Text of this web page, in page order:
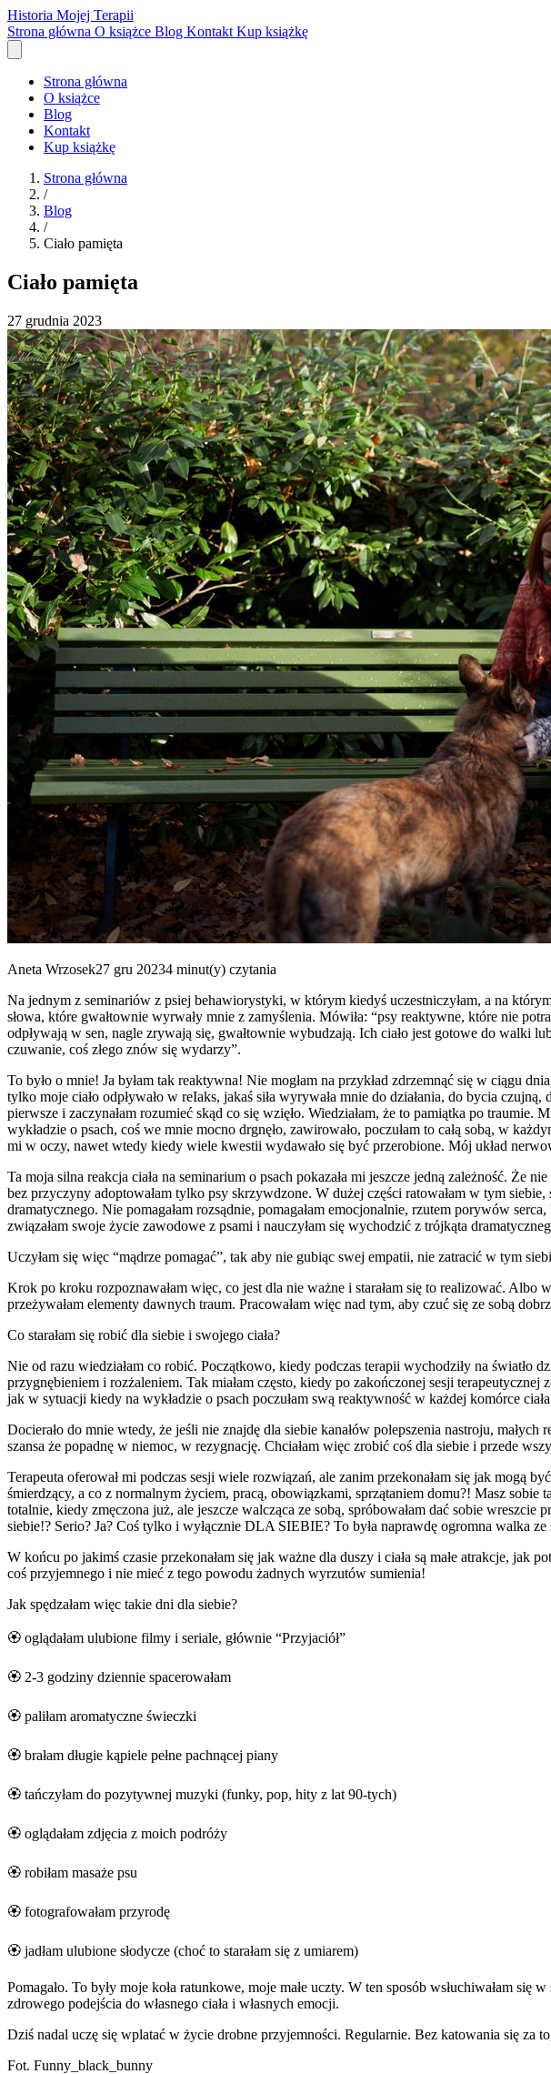
Historia Mojej Terapii
Strona główna O książce Blog Kontakt Kup książkę
Strona główna
O książce
Blog
Kontakt
Kup książkę
Strona główna
/
Blog
/
Ciało pamięta
Ciało pamięta
27 grudnia 2023
Aneta Wrzosek27 gru 20234 minut(y) czytania
Na jednym z seminariów z psiej behawiorystyki, w którym kiedyś uczestniczyłam, a na
słowa, które gwałtownie wyrwały mnie z zamyślenia. Mówiła: “psy reaktywne, które nie
odpływają w sen, nagle zrywają się, gwałtownie wybudzają. Ich ciało jest gotowe do walki
czuwanie, coś złego znów się wydarzy”.
To było o mnie! Ja byłam tak reaktywna! Nie mogłam na przykład zdrzemnąć się w ciągu
tylko moje ciało odpływało w reIaks, jakaś siła wyrywała mnie do działania, do bycia
pierwsze i zaczynałam rozumieć skąd co się wzięło. Wiedziałam, że to pamiątka po traumie.
wykładzie o psach, coś we mnie mocno drgnęło, zawirowało, poczułam to całą sobą, w
mi w oczy, nawet wtedy kiedy wiele kwestii wydawało się być przerobione. Mój układ
Ta moja silna reakcja ciała na seminarium o psach pokazała mi jeszcze jedną zależność.
bez przyczyny adoptowałam tylko psy skrzywdzone. W dużej części ratowałam w tym
dramatycznego. Nie pomagałam rozsądnie, pomagałam emocjonalnie, rzutem porywów
związałam swoje życie zawodowe z psami i nauczyłam się wychodzić z trójkąta
Uczyłam się więc “mądrze pomagać”, tak aby nie gubiąc swej empatii, nie zatracić w tym
Krok po kroku rozpoznawałam więc, co jest dla nie ważne i starałam się to realizować. Albo
przeżywałam elementy dawnych traum. Pracowałam więc nad tym, aby czuć się ze sobą
Co starałam się robić dla siebie i swojego ciała?
Nie od razu wiedziałam co robić. Początkowo, kiedy podczas terapii wychodziły na światło
przygnębieniem i rozżaleniem. Tak miałam często, kiedy po zakończonej sesji
jak w sytuacji kiedy na wykładzie o psach poczułam swą reaktywność w każdej komórce
Docierało do mnie wtedy, że jeśli nie znajdę dla siebie kanałów polepszenia nastroju,
szansa że popadnę w niemoc, w rezygnację. Chciałam więc zrobić coś dla siebie i przede
Terapeuta oferował mi podczas sesji wiele rozwiązań, ale zanim przekonałam się jak mogą
śmierdzący, a co z normalnym życiem, pracą, obowiązkami, sprzątaniem domu?! Masz sobie
totalnie, kiedy zmęczona już, ale jeszcze walcząca ze sobą, spróbowałam dać sobie
siebie!? Serio? Ja? Coś tylko i wyłącznie DLA SIEBIE? To była naprawdę ogromna walka ze
W końcu po jakimś czasie przekonałam się jak ważne dla duszy i ciała są małe atrakcje,
coś przyjemnego i nie mieć z tego powodu żadnych wyrzutów sumienia!
Jak spędzałam więc takie dni dla siebie?
🏵️ oglądałam ulubione filmy i seriale, głównie “Przyjaciół”
🏵️ 2-3 godziny dziennie spacerowałam
🏵️ paliłam aromatyczne świeczki
🏵️ brałam długie kąpiele pełne pachnącej piany
🏵️ tańczyłam do pozytywnej muzyki (funky, pop, hity z lat 90-tych)
🏵️ oglądałam zdjęcia z moich podróży
🏵️ robiłam masaże psu
🏵️ fotografowałam przyrodę
🏵️ jadłam ulubione słodycze (choć to starałam się z umiarem)
Pomagało. To były moje koła ratunkowe, moje małe uczty. W ten sposób wsłuchiwałam
zdrowego podejścia do własnego ciała i własnych emocji.
Dziś nadal uczę się wplatać w życie drobne przyjemności. Regularnie. Bez katowania się za
Fot. Funny_black_bunny